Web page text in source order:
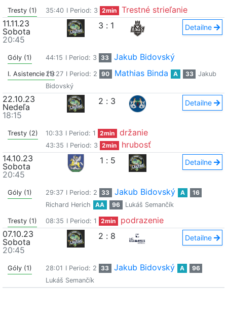
Tresty (1) 35:40 I Period: 3 2min
Trestné strieľanie
11.11.23
Sobota
20:45
3 : 1 Detailne
Góly (1) 44:15 I Period: 3 33 Jakub Bidovský
I. Asistencie (1)25:27 I Period: 2 90 Mathias Binda A 33
Jakub
Bidovský
22.10.23
Nedeľa
18:15
2 : 3 Detailne
Tresty (2) 10:33 I Period: 1 2min držanie
43:35 I Period: 3 2min
hrubosť
14.10.23
Sobota
20:45
1 : 5 Detailne
Góly (1) 29:37 I Period: 2 33 Jakub Bidovský A
16
Richard Herich
AA 96 Lukáš Semančík
Tresty (1) 08:35 I Period: 1 2min
podrazenie
07.10.23
Sobota
20:45
2 : 8 Detailne
Góly (1) 28:01 I Period: 2 33 Jakub Bidovský A
96
Lukáš Semančík